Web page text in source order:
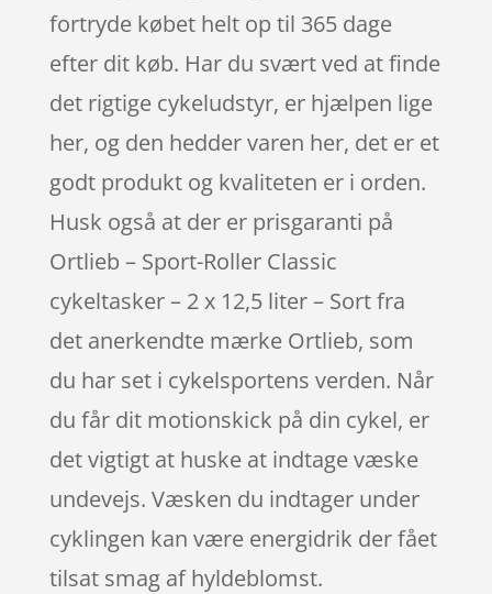
fortryde købet helt op til 365 dage
efter dit køb. Har du svært ved at finde
det rigtige cykeludstyr, er hjælpen lige
her, og den hedder varen her, det er et
godt produkt og kvaliteten er i orden.
Husk også at der er prisgaranti på
Ortlieb – Sport-Roller Classic
cykeltasker – 2 x 12,5 liter – Sort fra
det anerkendte mærke Ortlieb, som
du har set i cykelsportens verden. Når
du får dit motionskick på din cykel, er
det vigtigt at huske at indtage væske
undevejs. Væsken du indtager under
cyklingen kan være energidrik der fået
tilsat smag af hyldeblomst.